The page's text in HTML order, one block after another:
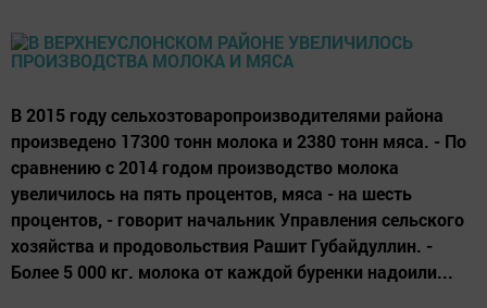
В 2015 году сельхозтоваропроизводителями района
произведено 17300 тонн молока и 2380 тонн мяса. - По
сравнению с 2014 годом производство молока
увеличилось на пять процентов, мяса - на шесть
процентов, - говорит начальник Управления сельского
хозяйства и продовольствия Рашит Губайдуллин. -
Более 5 000 кг. молока от каждой буренки надоили...